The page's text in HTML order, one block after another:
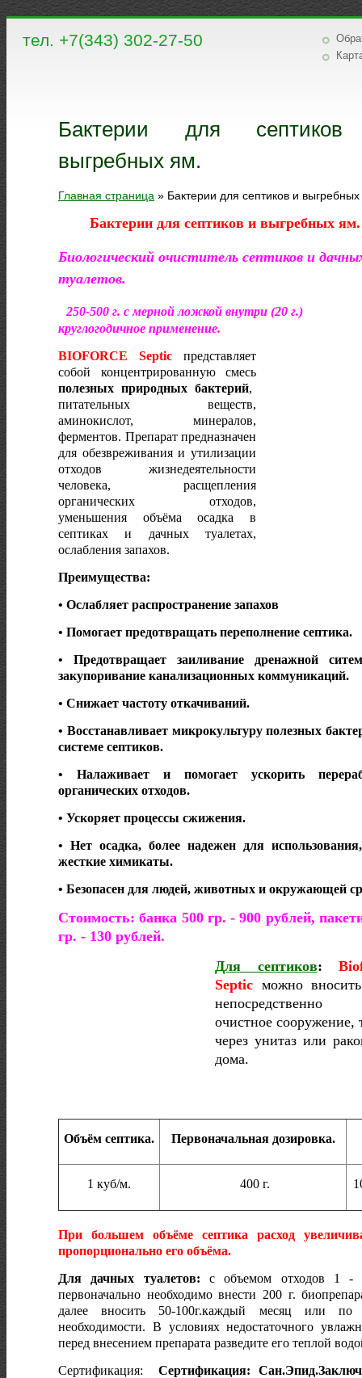
тел. +7(343) 302-27-50
Бактерии для
выгребных ям.
Главная страница » Бактерии для септиков и
Бактерии для септиков и выгребных ям.
Биологический очиститель септиков и
туалетов.
250-500 г. с мерной ложкой внутри (20 г.)
круглогодичное применение.
BIOFORCE Septic представляет
собой концентрированную смесь
полезных природных бактерий,
питательных веществ,
аминокислот, минералов,
ферментов. Препарат предназначен
для обезвреживания и утилизации
отходов жизнедеятельности
человека, расщепления
органических отходов,
уменьшения объёма осадка в
септиках и дачных туалетах,
ослабления запахов.
Преимущества:
• Ослабляет распространение запахов
• Помогает предотвращать переполнение септика.
• Предотвращает заиливание дренажной
закупоривание канализационных коммуникаций.
• Снижает частоту откачиваний.
• Восстанавливает микрокультуру полезных
системе септиков.
• Налаживает и помогает ускорить
органических отходов.
• Ускоряет процессы сжижения.
• Нет осадка, более надежен для
жесткие химикаты.
• Безопасен для людей, животных и окружающей
Стоимость: банка 500 гр. - 900 рублей,
гр. - 130 рублей.
Для септиков:
Septic можно
очистное сооружение,
через унитаз или
дома.
Объём септика. Первоначальная дозировка.
1 куб/м. 400 г.
При большем объёме септика расход
пропорционально его объёма.
Для дачных туалетов: с объемом отходов 1
первоначально необходимо внести 200 г.
далее вносить 50-100г.каждый месяц или по
необходимости. В условиях недостаточного
перед внесением препарата разведите его теплой
Сертификация:Сертификация: